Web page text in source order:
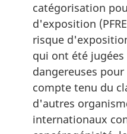
catégorisation
d'exposition
risque
qui ont été
dangereuses
compte tenu du
d'autres
internationaux